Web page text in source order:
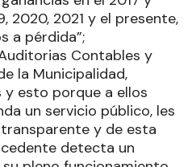
2020, 2021 y el presente,
a pérdida”;
Contables y
la Municipalidad,
y esto porque a ellos
un servicio público, les
y de esta
detecta un